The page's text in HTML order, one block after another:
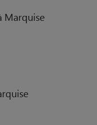
Marquise